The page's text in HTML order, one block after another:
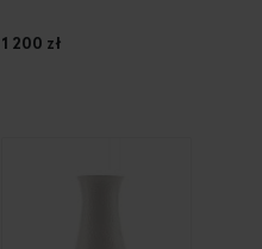
1 200 zł